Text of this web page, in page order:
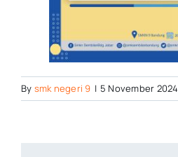
By smk negeri 9 | 5 November 2024